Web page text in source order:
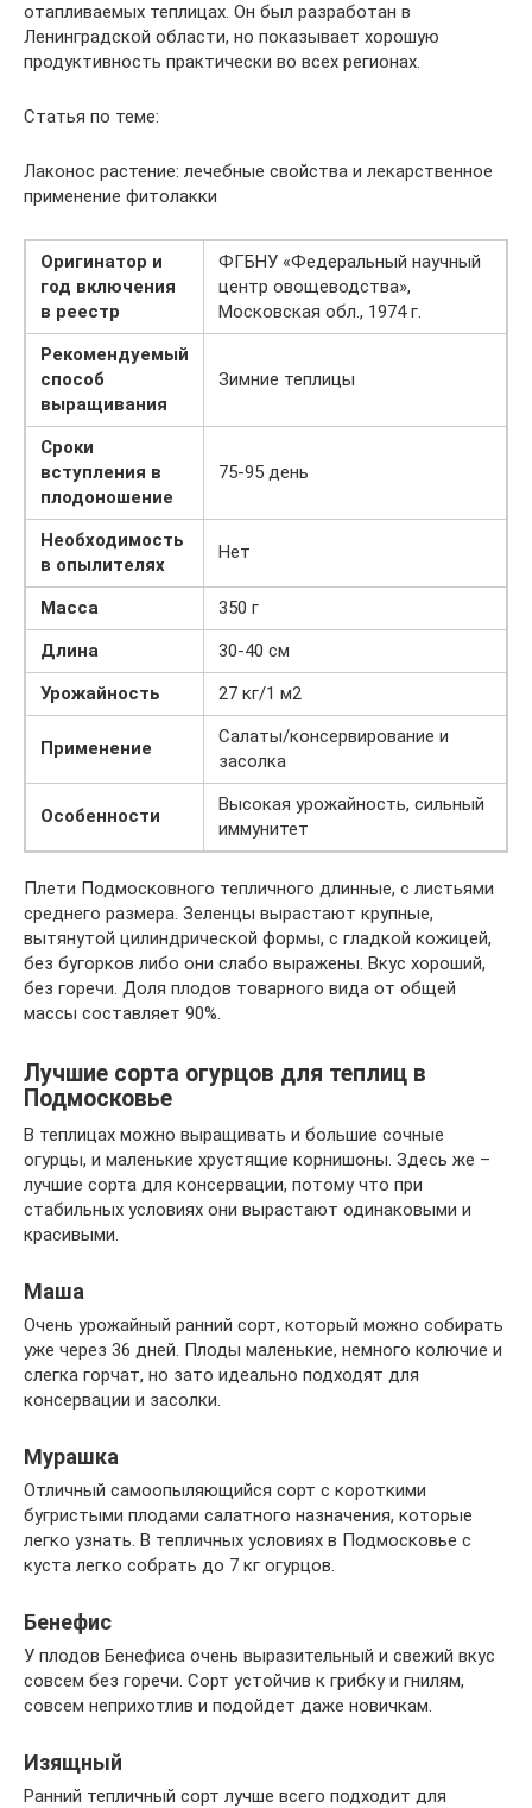
отапливаемых теплицах. Он был разработан в
Ленинградской области, но показывает хорошую
продуктивность практически во всех регионах.
Статья по теме:
Лаконос растение: лечебные свойства и лекарственное
применение фитолакки
Оригинатор и
год включения
в реестр
ФГБНУ «Федеральный научный
центр овощеводства»,
Московская обл., 1974 г.
Рекомендуемый
способ
выращивания
Зимние теплицы
Сроки
вступления в
плодоношение
75-95 день
Необходимость
в опылителях
Нет
Масса
350 г
Длина
30-40 см
Урожайность
27 кг/1 м2
Применение
Салаты/консервирование и
засолка
Особенности
Высокая урожайность, сильный
иммунитет
Плети Подмосковного тепличного длинные, с листьями
среднего размера. Зеленцы вырастают крупные,
вытянутой цилиндрической формы, с гладкой кожицей,
без бугорков либо они слабо выражены. Вкус хороший,
без горечи. Доля плодов товарного вида от общей
массы составляет 90%.
Лучшие сорта огурцов для теплиц в
Подмосковье
В теплицах можно выращивать и большие сочные
огурцы, и маленькие хрустящие корнишоны. Здесь же –
лучшие сорта для консервации, потому что при
стабильных условиях они вырастают одинаковыми и
красивыми.
Маша
Очень урожайный ранний сорт, который можно собирать
уже через 36 дней. Плоды маленькие, немного колючие и
слегка горчат, но зато идеально подходят для
консервации и засолки.
Мурашка
Отличный самоопыляющийся сорт с короткими
бугристыми плодами салатного назначения, которые
легко узнать. В тепличных условиях в Подмосковье с
куста легко собрать до 7 кг огурцов.
Бенефис
У плодов Бенефиса очень выразительный и свежий вкус
совсем без горечи. Сорт устойчив к грибку и гнилям,
совсем неприхотлив и подойдет даже новичкам.
Изящный
Ранний тепличный сорт лучше всего подходит для